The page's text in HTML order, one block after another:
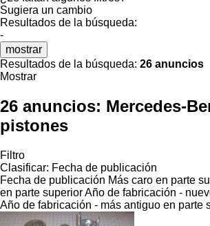
Sugiera un cambio
Resultados de la búsqueda:
-
mostrar
Resultados de la búsqueda: 26 anuncios
Mostrar
26 anuncios: Mercedes-
pistones
Filtro
Clasificar: Fecha de publicación
Fecha de publicación Más caro en parte
en parte superiorAño de fabricación -
Año de fabricación - más antiguo en parte